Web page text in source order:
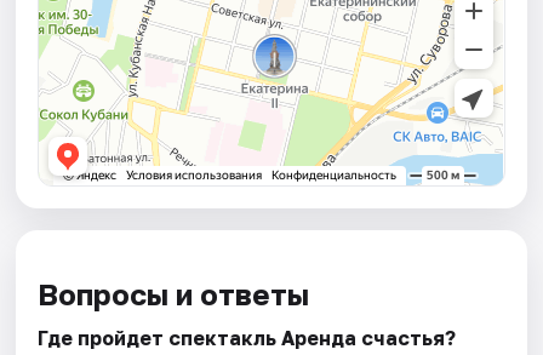
Вопросы и ответы
Где пройдет спектакль Аренда счастья?